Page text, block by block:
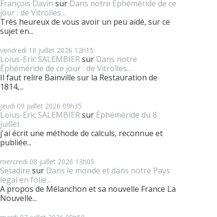
François Davin sur Dans notre Éphéméride de ce
jour : de Vitrolles...
Très heureux de vous avoir un peu aidé, sur ce
sujet en...
vendredi 10 juillet 2026 12h15
Loius-Eric SALEMBIERsur Dans notre
Éphéméride de ce jour : de Vitrolles...
Il faut relire Bainville sur la Restauration de
1814,...
jeudi 09 juillet 2026 09h35
Loius-Eric SALEMBIERsur Éphéméride du 8
juillet
j'ai écrit une méthode de calculs, reconnue et
publiée...
mercredi 08 juillet 2026 13h05
Setadire sur Dans le monde et dans notre Pays
légal en folie...
A propos de Mélanchon et sa nouvelle France La
Nouvelle...